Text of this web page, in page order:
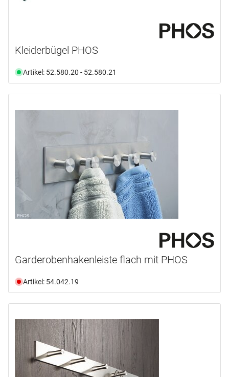
Kleiderbügel PHOS
Artikel: 52.580.20 - 52.580.21
Garderobenhakenleiste flach mit PHOS
Artikel: 54.042.19